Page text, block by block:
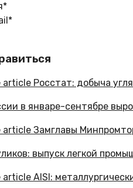
в январе-сентябре
выпуск легкой